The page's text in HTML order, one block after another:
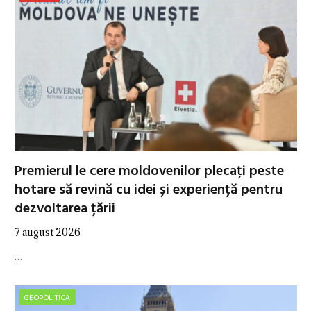
Premierul le cere moldovenilor plecați peste
hotare să revină cu idei și experiență pentru
dezvoltarea țării
7 august 2026
…
GEOPOLITICA